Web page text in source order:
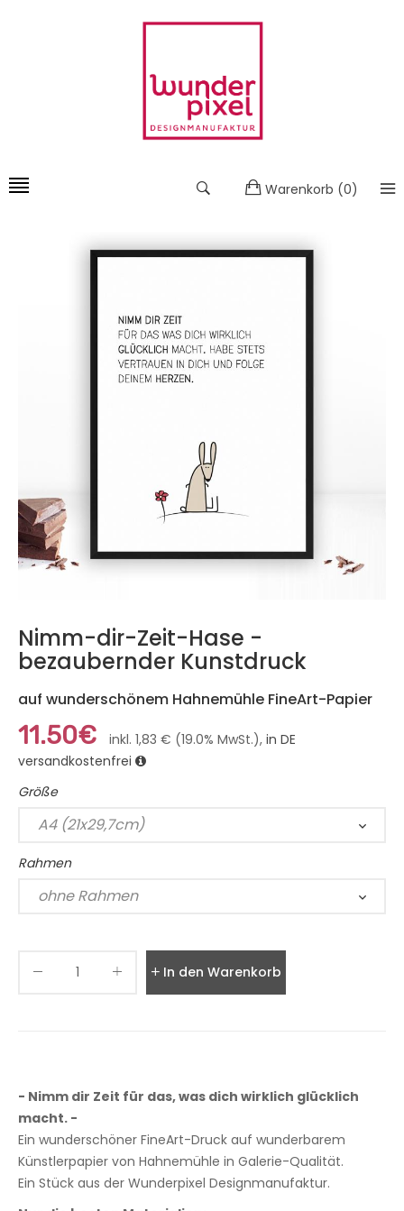
Warenkorb (0)
Nimm-dir-Zeit-Hase -
bezaubernder Kunstdruck
auf wunderschönem Hahnemühle FineArt-Papier
11.50€ inkl. 1,83 € (19.0% MwSt.), in DE
versandkostenfrei
Größe
Rahmen
In den Warenkorb legen
- Nimm dir Zeit für das, was dich wirklich glücklich
macht. -
Ein wunderschöner FineArt-Druck auf wunderbarem
Künstlerpapier von Hahnemühle in Galerie-Qualität.
Ein Stück aus der Wunderpixel Designmanufaktur.